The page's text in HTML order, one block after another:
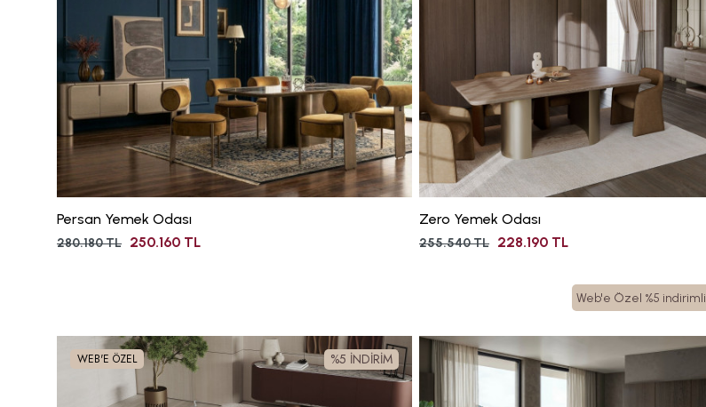
Persan Yemek Odası
280.180 TL 250.160 TL
Zero Yemek Odası
255.540 TL 228.190 TL
Web'e Özel %5 indirimli
%5 İNDİRİM
WEB'E ÖZEL